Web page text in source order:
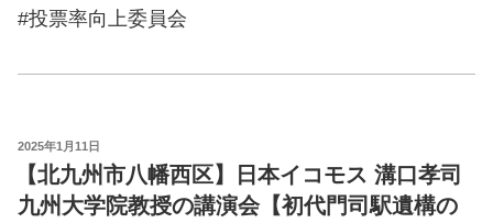
#投票率向上委員会
POSTED
ON
2025年1月11日
【北九州市八幡西区】日本イコモス 溝口孝司
九州大学院教授の講演会【初代門司駅遺構の